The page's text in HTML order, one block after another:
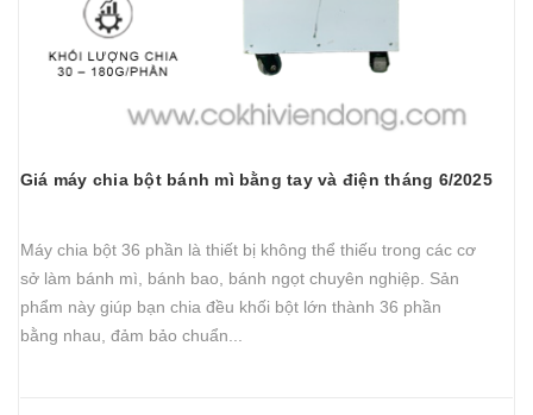
Giá máy chia bột bánh mì bằng tay và điện tháng 6/2025
Máy chia bột 36 phần là thiết bị không thể thiếu trong các cơ
sở làm bánh mì, bánh bao, bánh ngọt chuyên nghiệp. Sản
phẩm này giúp bạn chia đều khối bột lớn thành 36 phần
bằng nhau, đảm bảo chuẩn...